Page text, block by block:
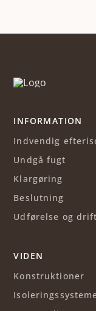
INFORMATION
Indvendig
Undgå fugt
Klargøring
Beslutning
Udførelse og drift
VIDEN
Konstruktioner